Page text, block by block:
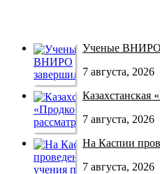
Ученые ВНИРО
7 августа, 2026
Казахстанская
7 августа, 2026
На Каспии
7 августа, 2026